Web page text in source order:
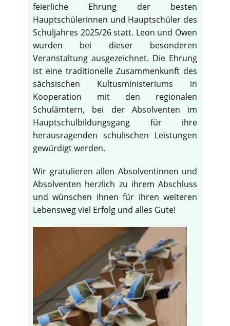
feierliche Ehrung der besten
Hauptschülerinnen und Hauptschüler des
Schuljahres 2025/26 statt. Leon und Owen
wurden bei dieser besonderen
Veranstaltung ausgezeichnet. Die Ehrung
ist eine traditionelle Zusammenkunft des
sächsischen Kultusministeriums in
Kooperation mit den regionalen
Schulämtern, bei der Absolventen im
Hauptschulbildungsgang für ihre
herausragenden schulischen Leistungen
gewürdigt werden.
Wir gratulieren allen Absolventinnen und
Absolventen herzlich zu ihrem Abschluss
und wünschen ihnen für ihren weiteren
Lebensweg viel Erfolg und alles Gute!